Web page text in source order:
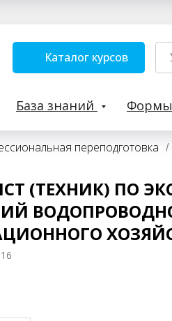
Каталог курсов
База знаний Формы
переподготовка /
(ТЕХНИК) ПО